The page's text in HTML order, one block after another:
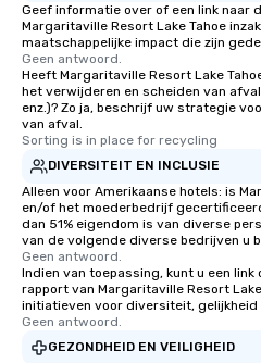
Geef informatie over of een link naar
Margaritaville Resort Lake Tahoe
maatschappelijke impact die zijn
Geen antwoord.
Heeft Margaritaville Resort Lake
het verwijderen en scheiden van
enz.)? Zo ja, beschrijf uw strategie
van afval.
Sorting is in place for recycling
DIVERSITEIT EN INCLUSIE
Alleen voor Amerikaanse hotels: is
en/of het moederbedrijf
dan 51% eigendom is van diverse
van de volgende diverse bedrijven u
Geen antwoord.
Indien van toepassing, kunt u een link
rapport van Margaritaville Resort
initiatieven voor diversiteit, gelijkheid
Geen antwoord.
GEZONDHEID EN VEILIGHEID